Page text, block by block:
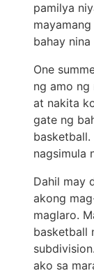
pamilya
bahay nina
One
ng amo ng
at nakita
gate ng
nagsimula
Dahil may
akong
maglaro.
basketball
ako sa